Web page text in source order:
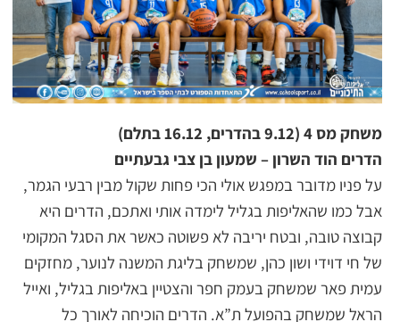
משחק מס 4 (9.12 בהדרים, 16.12 בתלם)
הדרים הוד השרון – שמעון בן צבי גבעתיים
על פניו מדובר במפגש אולי הכי פחות שקול מבין רבעי הגמר,
אבל כמו שהאליפות בגליל לימדה אותי ואתכם, הדרים היא
קבוצה טובה, ובטח יריבה לא פשוטה כאשר את הסגל המקומי
של חי דוידי ושון כהן, שמשחק בליגת המשנה לנוער, מחזקים
עמית פאר שמשחק בעמק חפר והצטיין באליפות בגליל, ואייל
הראל שמשחק בהפועל ת”א. הדרים הוכיחה לאורך כל